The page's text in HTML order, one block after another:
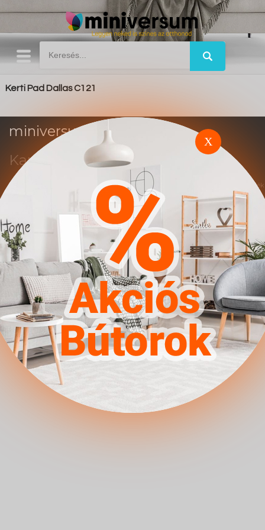
Kerti Pad Dallas C121
miniversum.hu
Kapcsolat
Impresszum Trend
Ez a weboldal affiliate marketing rendszerben működik. A vásárlások után jutalék
X